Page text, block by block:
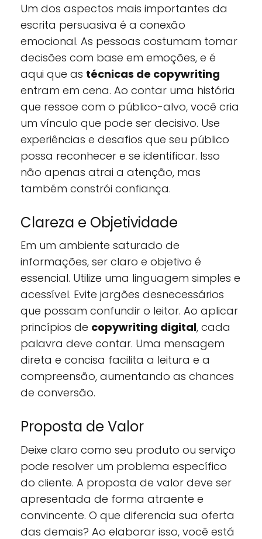
Um dos aspectos mais importantes da
escrita persuasiva é a conexão
emocional. As pessoas costumam tomar
decisões com base em emoções, e é
aqui que as técnicas de copywriting
entram em cena. Ao contar uma história
que ressoe com o público-alvo, você cria
um vínculo que pode ser decisivo. Use
experiências e desafios que seu público
possa reconhecer e se identificar. Isso
não apenas atrai a atenção, mas
também constrói confiança.
Clareza e Objetividade
Em um ambiente saturado de
informações, ser claro e objetivo é
essencial. Utilize uma linguagem simples e
acessível. Evite jargões desnecessários
que possam confundir o leitor. Ao aplicar
princípios de copywriting digital, cada
palavra deve contar. Uma mensagem
direta e concisa facilita a leitura e a
compreensão, aumentando as chances
de conversão.
Proposta de Valor
Deixe claro como seu produto ou serviço
pode resolver um problema específico
do cliente. A proposta de valor deve ser
apresentada de forma atraente e
convincente. O que diferencia sua oferta
das demais? Ao elaborar isso, você está